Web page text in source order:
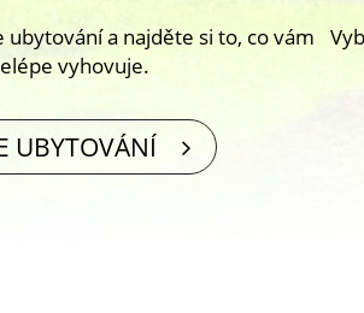
a najděte si to, co vám
vyhovuje.
UBYTOVÁNÍ